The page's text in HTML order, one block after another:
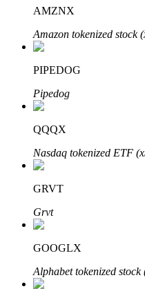
Investissement automobile
Obtenez des bénéfices à
Apprenez le Staking
AMZNX
Amazon tokenized stock
PIPEDOG
Pipedog
QQQX
Nasdaq tokenized ETF
GRVT
Grvt
GOOGLX
Alphabet tokenized stock